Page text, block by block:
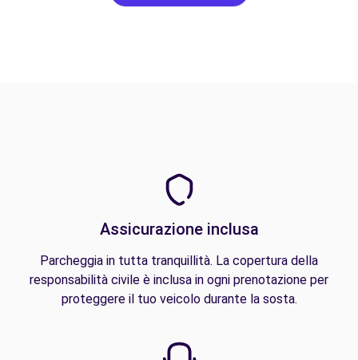
Assicurazione inclusa
Parcheggia in tutta tranquillità. La copertura della
responsabilità civile è inclusa in ogni prenotazione per
proteggere il tuo veicolo durante la sosta.